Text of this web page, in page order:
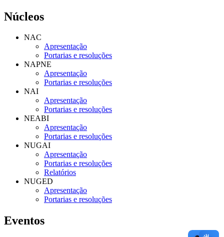
Núcleos
NAC
Apresentação
Portarias e resoluções
NAPNE
Apresentação
Portarias e resoluções
NAI
Apresentação
Portarias e resoluções
NEABI
Apresentação
Portarias e resoluções
NUGAI
Apresentação
Portarias e resoluções
Relatórios
NUGED
Apresentação
Portarias e resoluções
Eventos